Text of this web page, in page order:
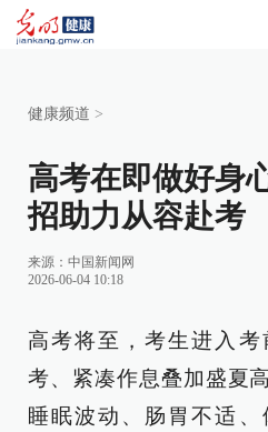
健康频道 >
高考在即做好身
招助力从容赴考
来源： 中国新闻网
2026-06-04 10:18
高考将至，考生进入
考、紧凑作息叠加盛夏
睡眠波动、肠胃不适